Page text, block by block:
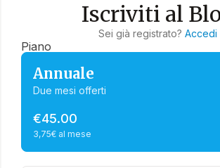
Iscriviti al
Sei già registrato? Accedi
Piano
Annuale
Due mesi offerti
€45.00
3,75€ al mese